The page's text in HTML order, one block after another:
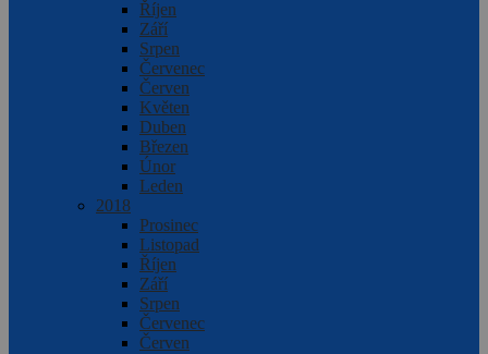
Říjen
Září
Srpen
Červenec
Červen
Květen
Duben
Březen
Únor
Leden
2018
Prosinec
Listopad
Říjen
Září
Srpen
Červenec
Červen